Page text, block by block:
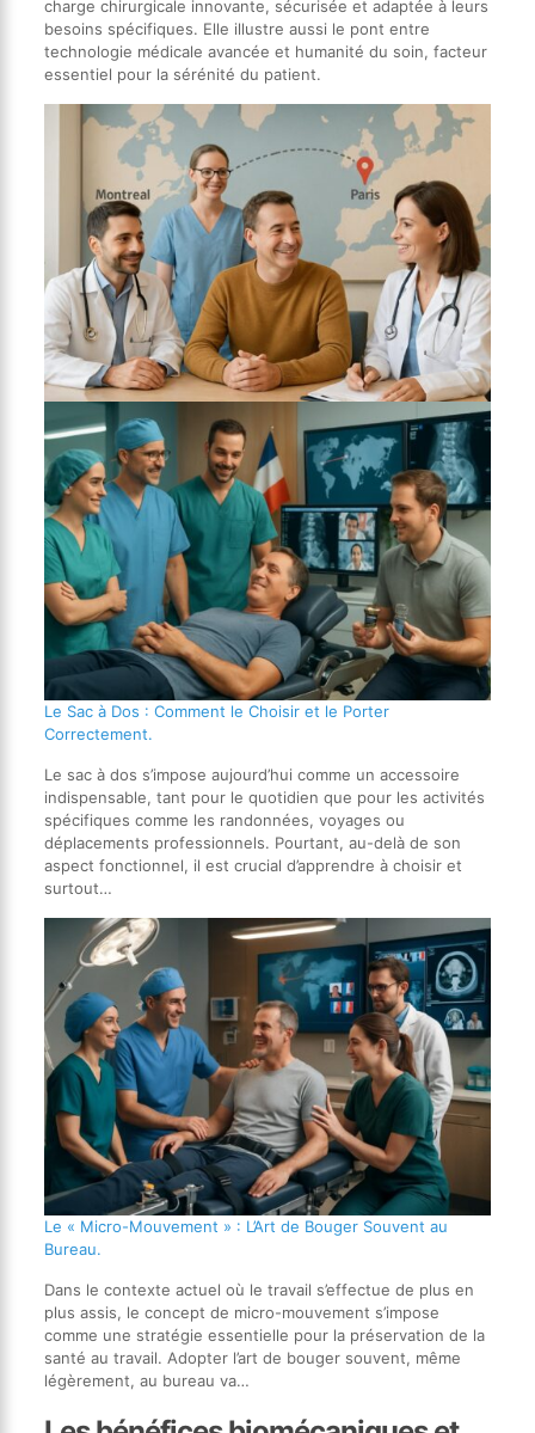
charge chirurgicale innovante, sécurisée et adaptée à leurs
besoins spécifiques. Elle illustre aussi le pont entre
technologie médicale avancée et humanité du soin, facteur
essentiel pour la sérénité du patient.
Le Sac à Dos : Comment le Choisir et le Porter
Correctement.
Le sac à dos s’impose aujourd’hui comme un accessoire
indispensable, tant pour le quotidien que pour les activités
spécifiques comme les randonnées, voyages ou
déplacements professionnels. Pourtant, au-delà de son
aspect fonctionnel, il est crucial d’apprendre à choisir et
surtout…
Le « Micro-Mouvement » : L’Art de Bouger Souvent au
Bureau.
Dans le contexte actuel où le travail s’effectue de plus en
plus assis, le concept de micro-mouvement s’impose
comme une stratégie essentielle pour la préservation de la
santé au travail. Adopter l’art de bouger souvent, même
légèrement, au bureau va…